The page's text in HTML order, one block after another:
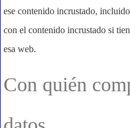
ese contenido incrustado,
con el contenido incrustado si
esa web.
Con quién